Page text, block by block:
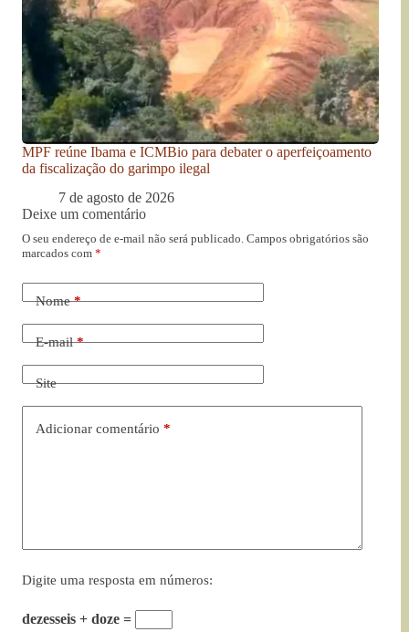
MPF reúne Ibama e ICMBio para debater o aperfeiçoamento
da fiscalização do garimpo ilegal
7 de agosto de 2026
Deixe um comentário
O seu endereço de e-mail não será publicado. Campos obrigatórios são
marcados com *
Nome*
E-mail*
Site
Adicionar comentário *
Digite uma resposta em números:
dezesseis + doze =